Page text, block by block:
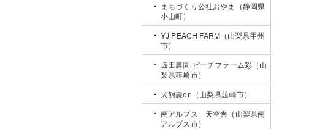
まちづくり公社おやま（静岡県
小山町）
YJ PEACH FARM（山梨県甲州
市）
坂田農園 ピーチファーム彩（山
梨県韮崎市）
犬飼農en（山梨県韮崎市）
南アルプス 天空舎（山梨県南
アルプス市）